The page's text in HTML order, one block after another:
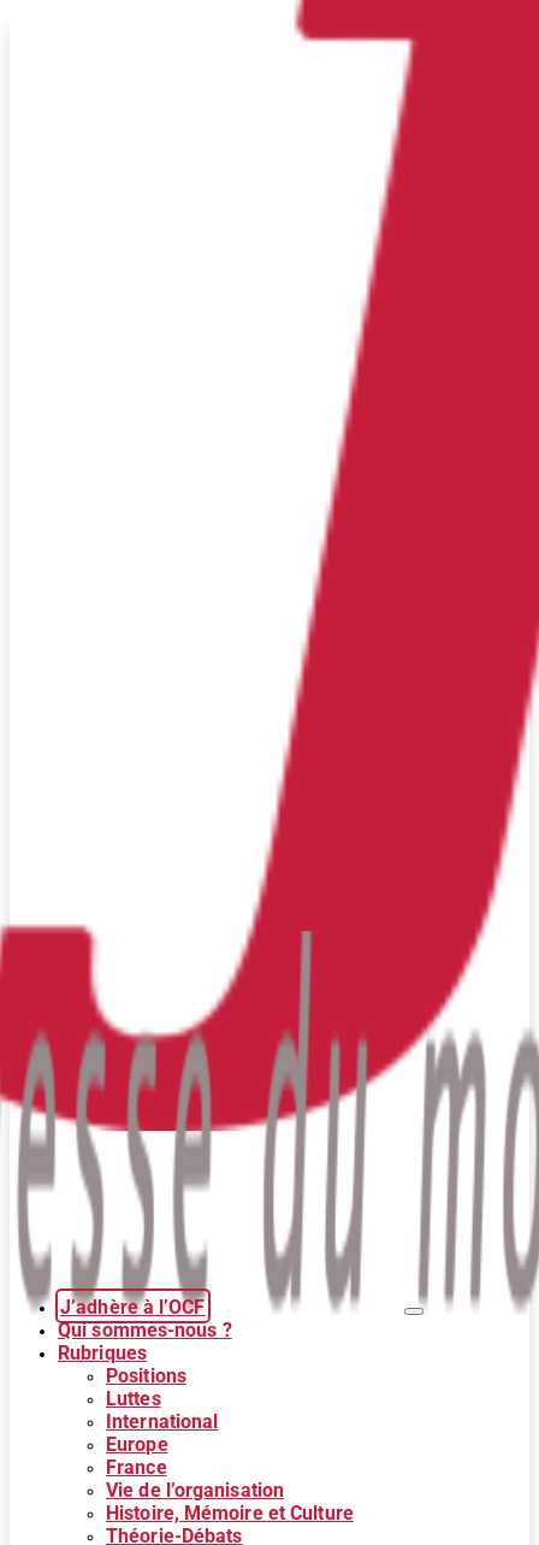
J’adhère à l’OCF
Qui sommes-nous ?
Rubriques
Positions
Luttes
International
Europe
France
Vie de l’organisation
Histoire, Mémoire et Culture
Théorie-Débats